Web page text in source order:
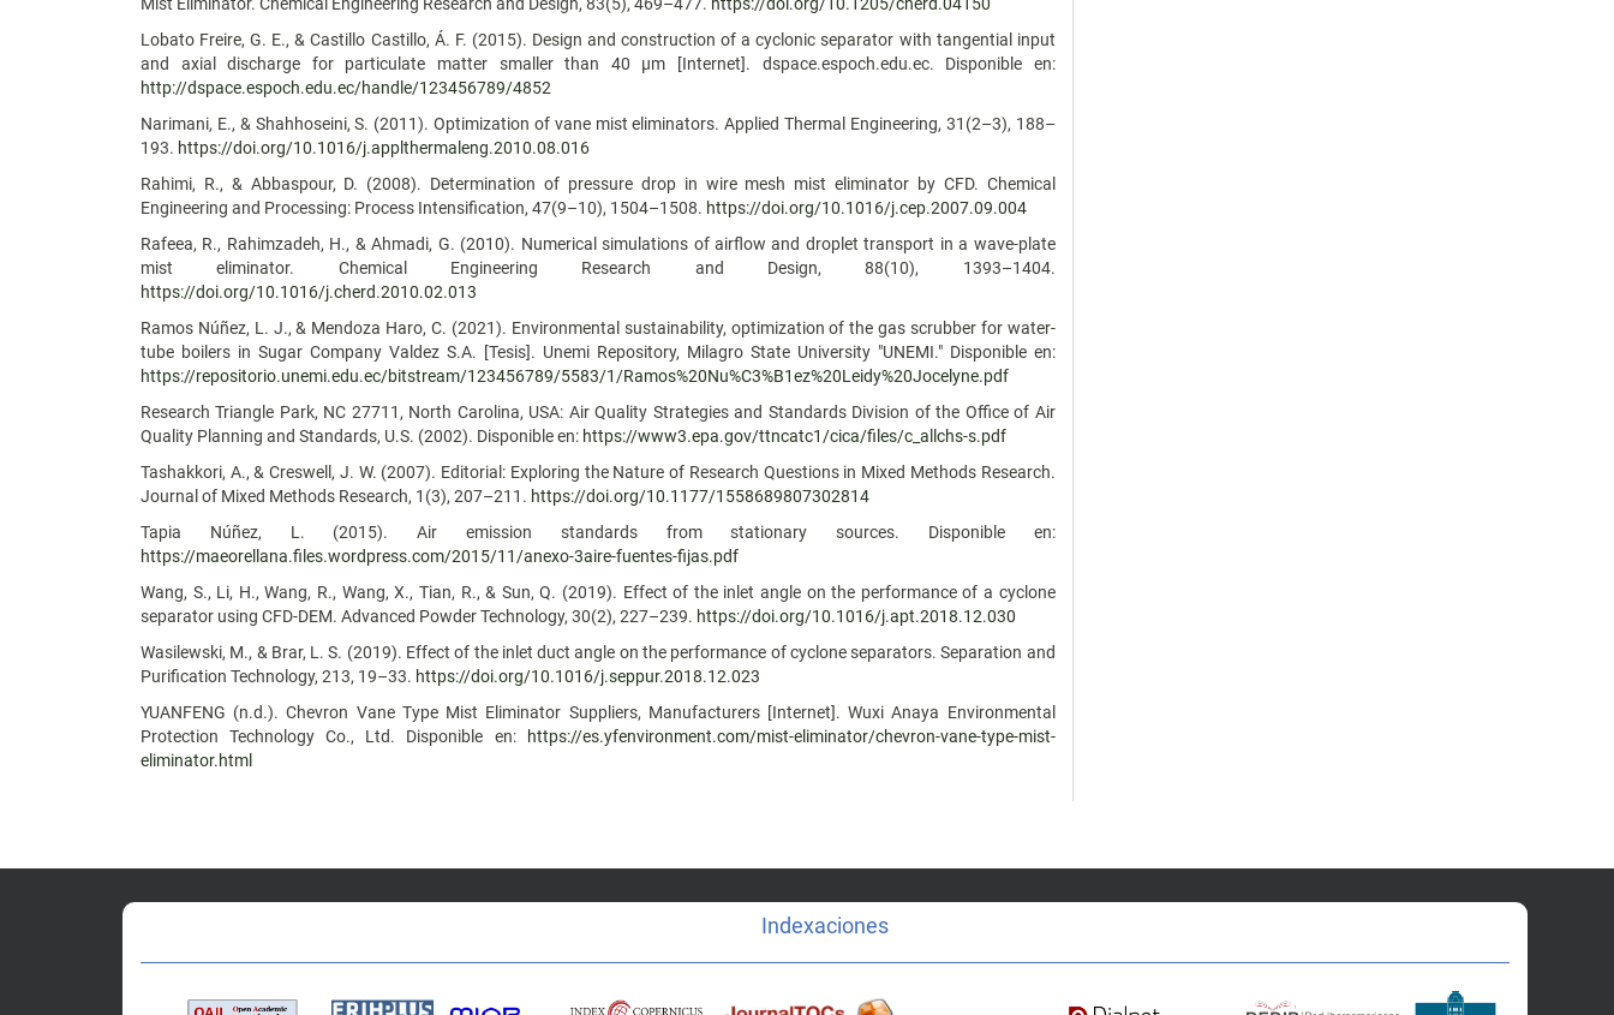
Lobato Freire, G. E., & Castillo Castillo, Á. F. (2015). Design and construction of a cyclonic separator with tangential input
and axial discharge for particulate matter smaller than 40 µm [Internet]. dspace.espoch.edu.ec. Disponible en:
http://dspace.espoch.edu.ec/handle/123456789/4852
Narimani, E., & Shahhoseini, S. (2011). Optimization of vane mist eliminators. Applied Thermal Engineering, 31(2–3), 188–
193. https://doi.org/10.1016/j.applthermaleng.2010.08.016
Rahimi, R., & Abbaspour, D. (2008). Determination of pressure drop in wire mesh mist eliminator by CFD. Chemical
Engineering and Processing: Process Intensification, 47(9–10), 1504–1508. https://doi.org/10.1016/j.cep.2007.09.004
Rafeea, R., Rahimzadeh, H., & Ahmadi, G. (2010). Numerical simulations of airflow and droplet transport in a wave-plate
mist eliminator. Chemical Engineering Research and Design, 88(10), 1393–1404.
https://doi.org/10.1016/j.cherd.2010.02.013
Ramos Núñez, L. J., & Mendoza Haro, C. (2021). Environmental sustainability, optimization of the gas scrubber for water-
tube boilers in Sugar Company Valdez S.A. [Tesis]. Unemi Repository, Milagro State University "UNEMI." Disponible en:
https://repositorio.unemi.edu.ec/bitstream/123456789/5583/1/Ramos%20Nu%C3%B1ez%20Leidy%20Jocelyne.pdf
Research Triangle Park, NC 27711, North Carolina, USA: Air Quality Strategies and Standards Division of the Office of Air
Quality Planning and Standards, U.S. (2002). Disponible en: https://www3.epa.gov/ttncatc1/cica/files/c_allchs-s.pdf
Tashakkori, A., & Creswell, J. W. (2007). Editorial: Exploring the Nature of Research Questions in Mixed Methods Research.
Journal of Mixed Methods Research, 1(3), 207–211. https://doi.org/10.1177/1558689807302814
Tapia Núñez, L. (2015). Air emission standards from stationary sources. Disponible en:
https://maeorellana.files.wordpress.com/2015/11/anexo-3aire-fuentes-fijas.pdf
Wang, S., Li, H., Wang, R., Wang, X., Tian, R., & Sun, Q. (2019). Effect of the inlet angle on the performance of a cyclone
separator using CFD-DEM. Advanced Powder Technology, 30(2), 227–239. https://doi.org/10.1016/j.apt.2018.12.030
Wasilewski, M., & Brar, L. S. (2019). Effect of the inlet duct angle on the performance of cyclone separators. Separation and
Purification Technology, 213, 19–33. https://doi.org/10.1016/j.seppur.2018.12.023
YUANFENG (n.d.). Chevron Vane Type Mist Eliminator Suppliers, Manufacturers [Internet]. Wuxi Anaya Environmental
Protection Technology Co., Ltd. Disponible en:
https://es.yfenvironment.com/mist-eliminator/chevron-vane-type-mist-
eliminator.html
Indexaciones